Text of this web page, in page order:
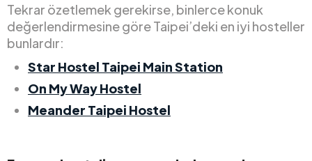
Tekrar özetlemek gerekirse, binlerce konuk
değerlendirmesine göre Taipei’deki en iyi hosteller
bunlardır:
Star Hostel Taipei Main Station
On My Way Hostel
Meander Taipei Hostel